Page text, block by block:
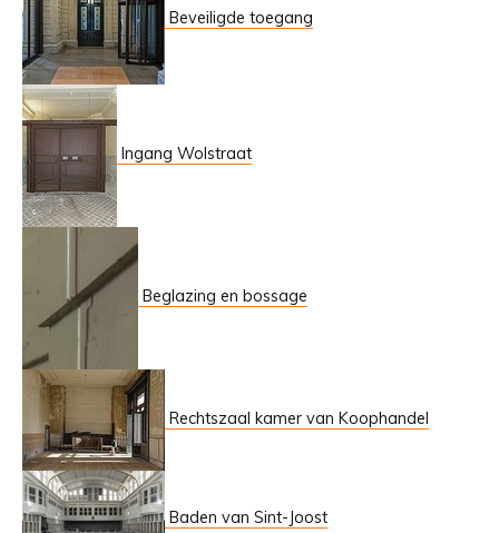
Beveiligde toegang
Ingang Wolstraat
Beglazing en bossage
Rechtszaal kamer van Koophandel
Baden van Sint-Joost